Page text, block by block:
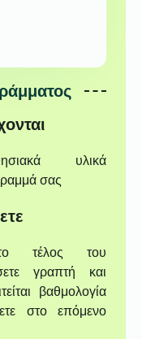
υλικά
σας
τέλος του
γραπτή και
βαθμολογία
στο επόμενο